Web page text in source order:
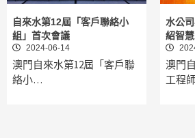
自來水第12屆「客戶聯絡小
組」首次會議
2024-06-14
澳門自來水第12屆「客戶聯
絡小…
水公
紹智
澳門
工程